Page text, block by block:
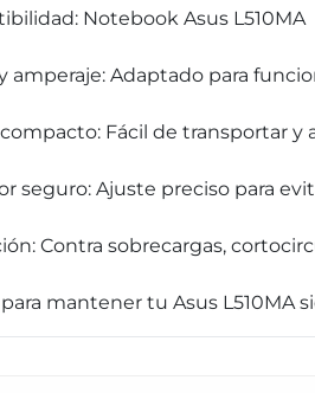
Notebook Asus L510MA
amperaje: Adaptado para
Fácil de transportar y
seguro: Ajuste preciso para
Contra sobrecargas,
mantener tu Asus L510MA